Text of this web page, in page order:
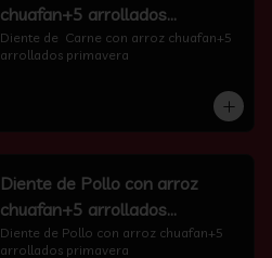
chuafan+5 arrollados
primavera
Diente de  Carne con arroz chuafan+5
arrollados primavera
Diente de Pollo con arroz
chuafan+5 arrollados
primavera
Diente de Pollo con arroz chuafan+5
arrollados primavera